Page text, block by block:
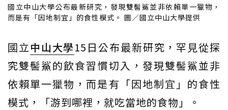
國立中山大學公布最新研究，發現雙髻鯊並非依賴單一獵物，
而是有「因地制宜」的食性模式。 圖／國立中山大學提供
國立中山大學15日公布最新研究，罕見從探
究雙髻鯊的飲食習慣切入，發現雙髻鯊並非
依賴單一獵物，而是有「因地制宜」的食性
模式，「游到哪裡，就吃當地的食物」。